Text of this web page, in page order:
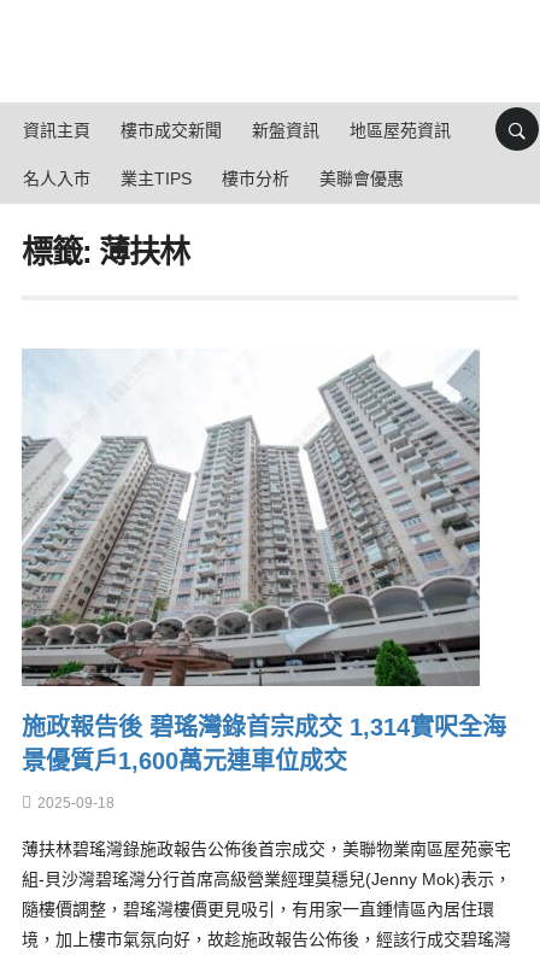
資訊主頁 樓市成交新聞 新盤資訊 地區屋苑資訊
名人入市 業主TIPS 樓市分析 美聯會優惠
標籤: 薄扶林
施政報告後 碧瑤灣錄首宗成交 1,314實呎全海
景優質戶1,600萬元連車位成交
2025-09-18
薄扶林碧瑤灣錄施政報告公佈後首宗成交，美聯物業南區屋苑豪宅
組-貝沙灣碧瑤灣分行首席高級營業經理莫穩兒(Jenny Mok)表示，
隨樓價調整，碧瑤灣樓價更見吸引，有用家一直鍾情區內居住環
境，加上樓市氣氛向好，故趁施政報告公佈後，經該行成交碧瑤灣